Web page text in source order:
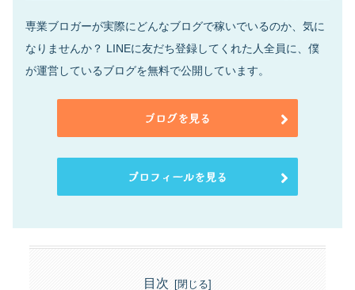
専業ブロガーが実際にどんなブログで稼いでいるのか、気に
なりませんか？ LINEに友だち登録してくれた人全員に、僕
が運営しているブログを無料で公開しています。
ブログを見る
プロフィールを見る
目次